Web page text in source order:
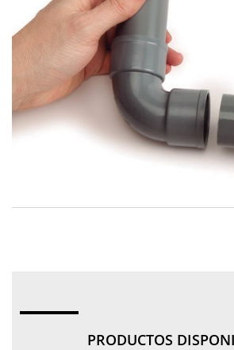
PRODUCTOS